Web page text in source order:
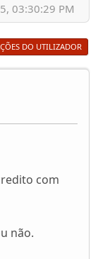
03:30:29 PM
DO UTILIZADOR
com
não.